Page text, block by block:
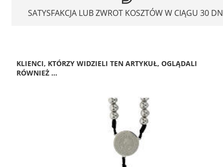
SATYSFAKCJA LUB ZWROT KOSZTÓW W CIĄGU 30
KLIENCI, KTÓRZY WIDZIELI TEN ARTYKUŁ, OGLĄDALI
RÓWNIEŻ ...